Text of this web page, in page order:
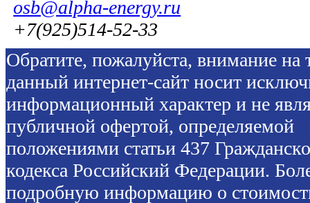
osb@alpha-energy.ru
+7(925)514-52-33
Обратите, пожалуйста, внимание на
данный интернет-сайт носит
информационный характер и не
публичной офертой, определяемой
положениями статьи 437
кодекса Российский Федерации.
подробную информацию о